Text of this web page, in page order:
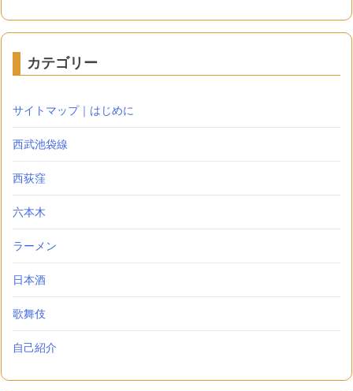
カテゴリー
サイトマップ｜はじめに
西武池袋線
西荻窪
六本木
ラーメン
日本酒
歌舞伎
自己紹介